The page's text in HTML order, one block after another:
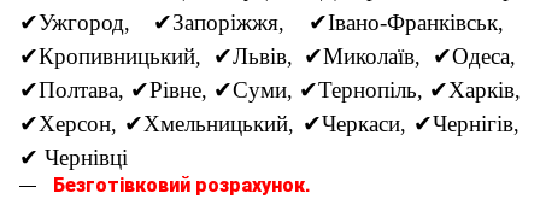
✔Ужгород, ✔Запоріжжя, ✔Івано-Франківськ,
✔Кропивницький, ✔Львів, ✔Миколаїв, ✔Одеса,
✔Полтава, ✔Рівне, ✔Суми, ✔Тернопіль, ✔Харків,
✔Херсон, ✔Хмельницький, ✔Черкаси, ✔Чернігів,
✔ Чернівці
Безготівковий розрахунок.